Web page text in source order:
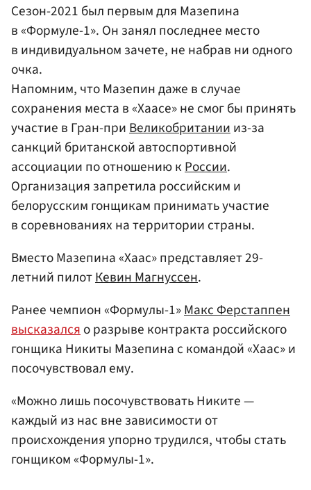
Сезон-2021 был первым для Мазепина
в «Формуле-1». Он занял последнее место
в индивидуальном зачете, не набрав ни одного
очка.
Напомним, что Мазепин даже в случае
сохранения места в «Хаасе» не смог бы принять
участие в Гран-при Великобритании из-за
санкций британской автоспортивной
ассоциации по отношению к России.
Организация запретила российским и
белорусским гонщикам принимать участие
в соревнованиях на территории страны.
Вместо Мазепина «Хаас» представляет 29-
летний пилотКевин Магнуссен.
Ранее чемпион «Формулы-1»Макс Ферстаппен
высказалсяо разрыве контракта российского
гонщика Никиты Мазепина с командой «Хаас» и
посочувствовал ему.
«Можно лишь посочувствовать Никите —
каждый из нас вне зависимости от
происхождения упорно трудился, чтобы стать
гонщиком «Формулы-1».